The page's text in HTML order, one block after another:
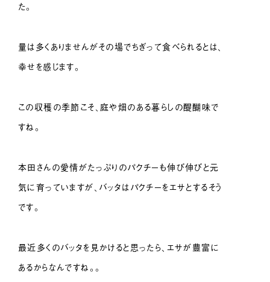
た。
量は多くありませんがその場でちぎって食べられるとは、
幸せを感じます。
この収穫の季節こそ、庭や畑のある暮らしの醍醐味で
すね。
本田さんの愛情がたっぷりのパクチーも伸び伸びと元
気に育っていますが、バッタはパクチーをエサとするそう
です。
最近多くのバッタを見かけると思ったら、エサが豊富に
あるからなんですね。。